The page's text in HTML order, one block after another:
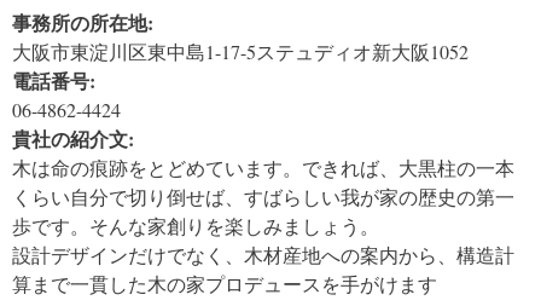
事務所の所在地:
大阪市東淀川区東中島1-17-5ステュディオ新大阪1052
電話番号:
06-4862-4424
貴社の紹介文:
木は命の痕跡をとどめています。できれば、大黒柱の一本
くらい自分で切り倒せば、すばらしい我が家の歴史の第一
歩です。そんな家創りを楽しみましょう。
設計デザインだけでなく、木材産地への案内から、構造計
算まで一貫した木の家プロデュースを手がけます